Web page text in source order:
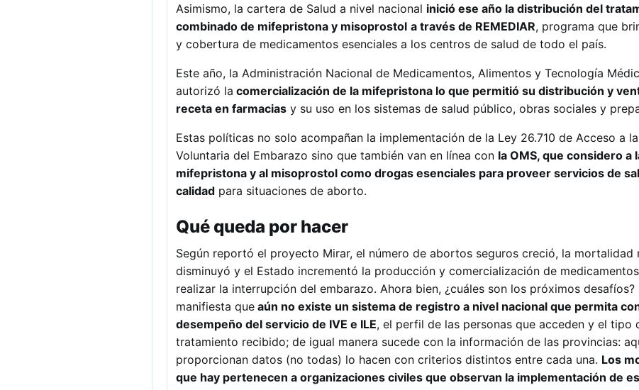
Asimismo, la cartera de Salud a nivel nacional inició ese año la distribución del
combinado de mifepristona y misoprostol a través de REMEDIAR, programa que
y cobertura de medicamentos esenciales a los centros de salud de todo el país.
Este año, la Administración Nacional de Medicamentos, Alimentos y Tecnología
autorizó la comercialización de la mifepristona lo que permitió su distribución y
receta en farmacias y su uso en los sistemas de salud público, obras sociales y
Estas políticas no solo acompañan la implementación de la Ley 26.710 de Acceso a
Voluntaria del Embarazo sino que también van en línea con la OMS, que considero a
mifepristona y al misoprostol como drogas esenciales para proveer servicios de
calidad para situaciones de aborto.
Qué queda por hacer
Según reportó el proyecto Mirar, el número de abortos seguros creció, la mortalidad
disminuyó y el Estado incrementó la producción y comercialización de
realizar la interrupción del embarazo. Ahora bien, ¿cuáles son los próximos desafíos?
manifiesta que aún no existe un sistema de registro a nivel nacional que permita
desempeño del servicio de IVE e ILE, el perfil de las personas que acceden y el tipo
tratamiento recibido; de igual manera sucede con la información de las provincias:
proporcionan datos (no todas) lo hacen con criterios distintos entre cada una. Los
que hay pertenecen a organizaciones civiles que observan la implementación de